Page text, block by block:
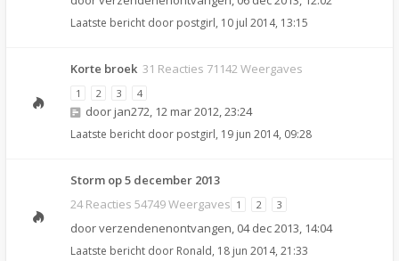
Laatste bericht door postgirl, 10 jul 2014, 13:15
Korte broek 31 Reacties 71142 Weergaves
1 2 3 4
door jan272, 12 mar 2012, 23:24
Laatste bericht door postgirl, 19 jun 2014, 09:28
Storm op 5 december 2013
24 Reacties 54749 Weergaves 1 2 3
doorverzendenenontvangen, 04 dec 2013, 14:04
Laatste bericht door Ronald, 18 jun 2014, 21:33